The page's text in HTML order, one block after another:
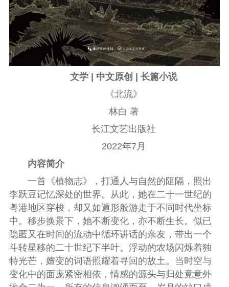
文学 | 中文原创 | 长篇小说
《北流》
林白 著
长江文艺出版社
2022年7月
内容简介
一首《植物志》，打通人与自然的阻隔，照出
李跃豆记忆深处的世界。从此，她在二十一世纪的
粤港地区穿梭，却又如遁形般游走于不同时代坐标
中。移步换景下，她不断变化，亦不断生长。似已
隐匿又在时间的流动中循环讲话的亲友，带出一个
斗转星移的二十世纪下半叶。浮动的农场闪烁着独
特光芒，嬗变的词语照耀着寻回的故土。当时空与
变化中的面庞紧密相依，情感的源头与归处竟意外